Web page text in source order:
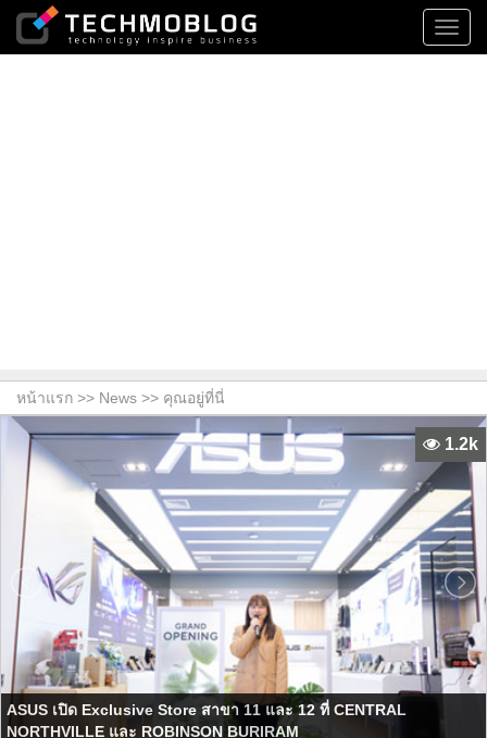
หน้าแรก >> News >> คุณอยู่ที่นี่
ASUS เปิด Exclusive Store สาขา 11 และ 12 ที่ CENTRAL
NORTHVILLE และ ROBINSON BURIRAM
1.2k